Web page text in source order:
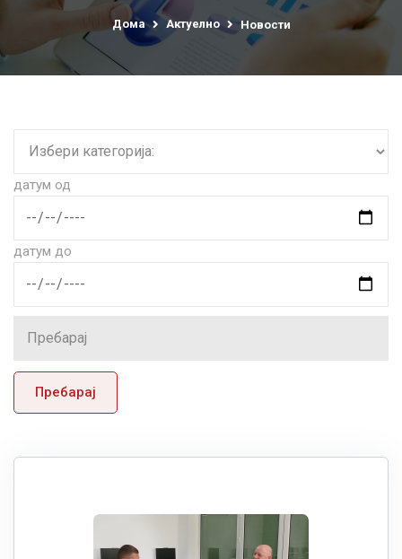
Дома Актуелно Новости
датум од
датум до
Пребарај